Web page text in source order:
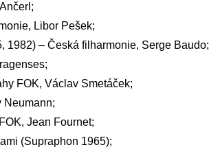
Libor Pešek;
1982) – Česká filharmonie, Serge Baudo;
FOK, Václav Smetáček;
Neumann;
Jean Fournet;
(Supraphon 1965);